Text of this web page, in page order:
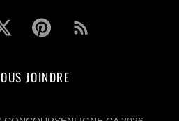
JOINDRE